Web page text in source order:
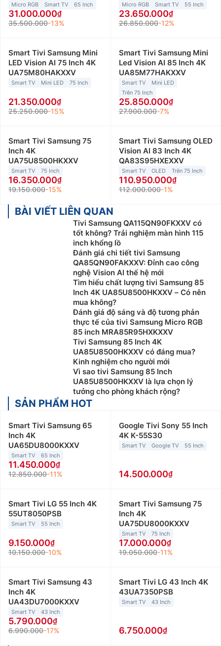
Micro RGB Smart TV 65 Inch
31.000.000
35.500.000-13%
Micro RGB Smart TV 55 Inch
23.650.000
26.850.000-12%
Smart Tivi Samsung Mini
LED Vision AI 75 Inch 4K
UA75M80HAKXXV
Smart TV Mini LED 75 Inch
21.350.000
25.250.000-15%
Smart Tivi Samsung Mini
Led Vision AI 85 Inch 4K
UA85M77HAKXXV
Smart TV
Mini LED
Trên 75 Inch
25.850.000
27.900.000-7%
Smart Tivi Samsung 75
Inch 4K
UA75U8500HKXXV
Smart TV 75 Inch
16.350.000
19.150.000-15%
Smart Tivi Samsung OLED
Vision AI 83 Inch 4K
QA83S95HXEXXV
Smart TV OLED Trên 75 Inch
110.950.000
112.000.000-1%
BÀI VIẾT LIÊN QUAN
Tivi Samsung QA115QN90FKXXV có
tốt không? Trải nghiệm màn hình 115
inch khổng lồ
Đánh giá chi tiết tivi Samsung
QA85QN90FAKXXV: Đỉnh cao công
nghệ Vision AI thế hệ mới
Tìm hiểu chất lượng tivi Samsung 85
Inch 4K UA85U8500HKXXV – Có nên
mua không?
Đánh giá độ sáng và độ tương phản
thực tế của tivi Samsung Micro RGB
85 inch MRA85R95HXKXXV
Tivi Samsung 85 Inch 4K
UA85U8500HKXXV có đáng mua?
Kinh nghiệm cho người mới
Vì sao tivi Samsung 85 Inch
UA85U8500HKXXV là lựa chọn lý
tưởng cho phòng khách rộng?
SẢN PHẨM HOT
Smart Tivi Samsung 65
Inch 4K
UA65DU8000KXXV
Smart TV 65 Inch
11.450.000
12.850.000-11%
Google Tivi Sony 55 Inch
4K K-55S30
Smart TV Google TV 55 Inch
14.500.000
Smart Tivi LG 55 Inch 4K
55UT8050PSB
Smart TV 55 Inch
9.150.000
10.150.000-10%
Smart Tivi Samsung 75
Inch 4K
UA75DU8000KXXV
Smart TV 75 Inch
17.000.000
19.050.000-11%
Smart Tivi Samsung 43
Inch 4K
UA43DU7000KXXV
Smart TV 43 Inch
5.790.000
6.990.000-17%
Smart Tivi LG 43 Inch 4K
43UA7350PSB
Smart TV 43 Inch
6.750.000